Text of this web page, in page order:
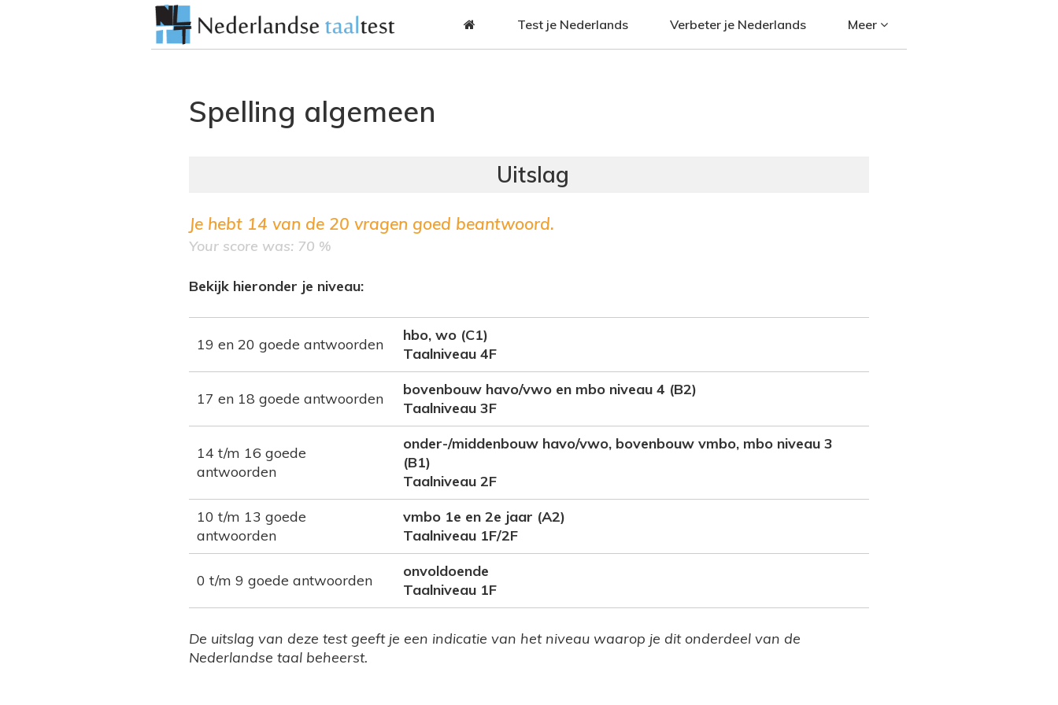
Test je Nederlands Verbeter je Nederlands Meer
Spelling algemeen
Je hebt 14 van de 20 vragen goed beantwoord.
Your score was: 70 %
Bekijk hieronder je niveau:
19 en 20 goede antwoorden
hbo, wo (C1)
Taalniveau 4F
17 en 18 goede antwoorden
bovenbouw havo/vwo en mbo niveau 4 (B2)
Taalniveau 3F
14 t/m 16 goede
antwoorden
onder-/middenbouw havo/vwo, bovenbouw vmbo, mbo niveau 3
(B1)
Taalniveau 2F
10 t/m 13 goede
antwoorden
vmbo 1e en 2e jaar (A2)
Taalniveau 1F/2F
0 t/m 9 goede antwoorden
onvoldoende
Taalniveau 1F
De uitslag van deze test geeft je een indicatie van het niveau waarop je dit onderdeel van de
Nederlandse taal beheerst.